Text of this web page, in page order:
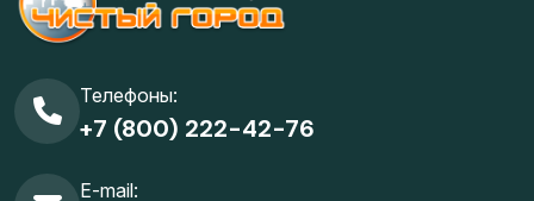
Телефоны:
+7 (800) 222-42-76
E-mail: